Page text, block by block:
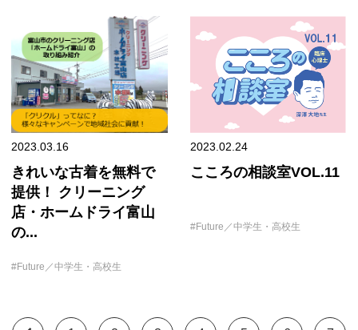
2023.03.16
きれいな古着を無料で
提供！ クリーニング
店・ホームドライ富山
の...
Future／中学生・高校生
2023.02.24
こころの相談室VOL.11
Future／中学生・高校生